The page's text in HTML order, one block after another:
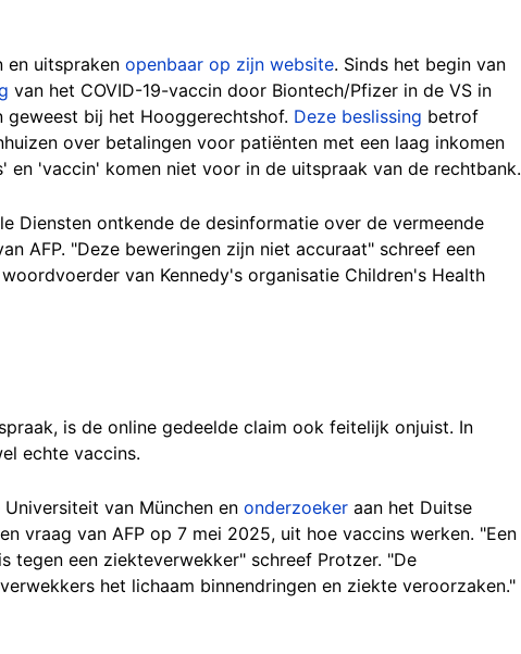
en uitspraken openbaar op zijn website. Sinds het begin van
van het COVID-19-vaccin door Biontech/Pfizer in de VS in
bij het Hooggerechtshof. Deze beslissing betrof
over betalingen voor patiënten met een laag inkomen
'vaccin' komen niet voor in de uitspraak van de rechtbank.
Diensten ontkende de desinformatie over de vermeende
AFP. "Deze beweringen zijn niet accuraat" schreef een
van Kennedy's organisatie Children's Health
is de online gedeelde claim ook feitelijk onjuist. In
echte vaccins.
van München en onderzoeker aan het Duitse
vraag van AFP op 7 mei 2025, uit hoe vaccins werken. "Een
tegen een ziekteverwekker" schreef Protzer. "De
het lichaam binnendringen en ziekte veroorzaken."